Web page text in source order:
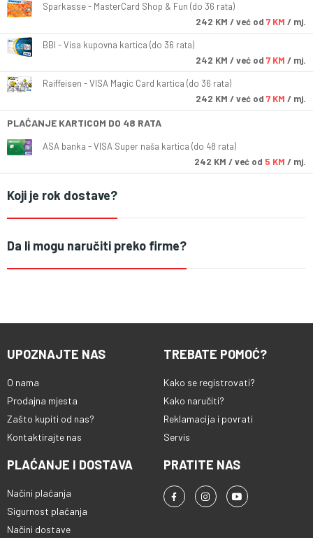
Sparkasse - MasterCard Shop & Fun (do 36 rata)
242 KM / već od 7 KM / mj.
BBI - Visa kupovna kartica (do 36 rata)
242 KM / već od 7 KM / mj.
Raiffeisen - VISA Magic Card kartica (do 36 rata)
242 KM / već od 7 KM / mj.
PLAĆANJE KARTICOM DO 48 RATA
ASA banka - VISA Super naša kartica (do 48 rata)
242 KM / već od 5 KM / mj.
Koji je rok dostave?
Da li mogu naručiti preko firme?
UPOZNAJTE NAS
O nama
Prodajna mjesta
Zašto kupiti od nas?
Kontaktirajte nas
TREBATE POMOĆ?
Kako se registrovati?
Kako naručiti?
Reklamacija i povrati
Servis
PLAĆANJE I DOSTAVA
Načini plaćanja
Sigurnost plaćanja
Načini dostave
PRATITE NAS